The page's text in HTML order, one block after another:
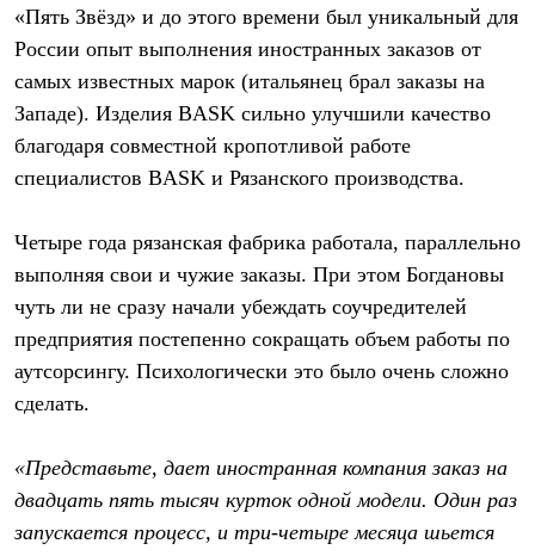
«Пять Звёзд» и до этого времени был уникальный для
России опыт выполнения иностранных заказов от
самых известных марок (итальянец брал заказы на
Западе). Изделия BASK сильно улучшили качество
благодаря совместной кропотливой работе
специалистов BASK и Рязанского производства.
Четыре года рязанская фабрика работала, параллельно
выполняя свои и чужие заказы. При этом Богдановы
чуть ли не сразу начали убеждать соучредителей
предприятия постепенно сокращать объем работы по
аутсорсингу. Психологически это было очень сложно
сделать.
«Представьте, дает иностранная компания заказ на
двадцать пять тысяч курток одной модели. Один раз
запускается процесс, и три-четыре месяца шьется